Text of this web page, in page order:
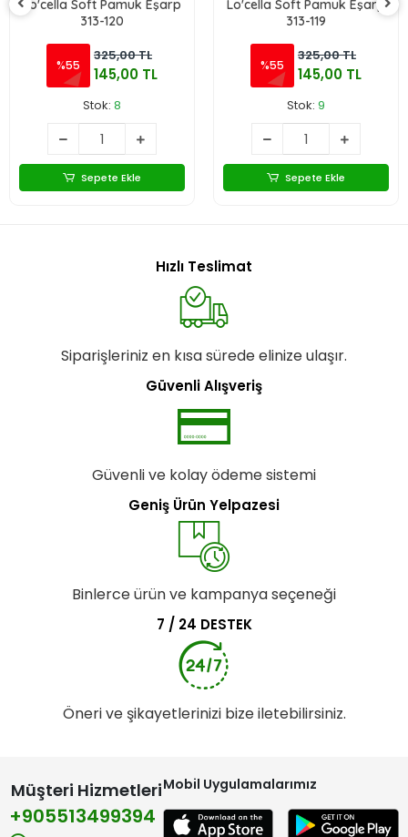
Lo'cella Soft Pamuk Eşarp
313-120
%55
325,00 TL
145,00 TL
Stok: 8
Sepete Ekle
Lo'cella Soft Pamuk Eşarp
313-119
%55
325,00 TL
145,00 TL
Stok: 9
Sepete Ekle
Hızlı Teslimat
Siparişleriniz en kısa sürede elinize ulaşır.
Güvenli Alışveriş
Güvenli ve kolay ödeme sistemi
Geniş Ürün Yelpazesi
Binlerce ürün ve kampanya seçeneği
7 / 24 DESTEK
Öneri ve şikayetlerinizi bize iletebilirsiniz.
Müşteri Hizmetleri
+905513499394
Mobil Uygulamalarımız